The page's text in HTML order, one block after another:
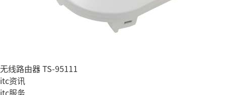
无线路由器 TS-95111
itc资讯
itc服务